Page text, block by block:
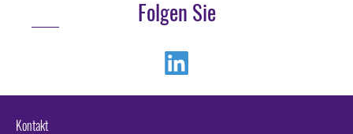
Folgen Sie
Kontakt